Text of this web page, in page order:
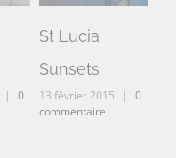
|
0
St Lucia
Sunsets
13 février 2015 |
0
commentaire